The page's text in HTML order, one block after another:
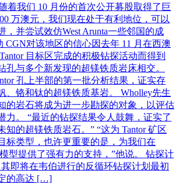
着我们 10 月份的首次公开募股取得了巨
万澳元，我们现在处于有利地位，可以
，并尝试效仿West Arunta一些邻国的成
CGN对该地区的信心因去年 11 月在西澳
目标区完成的积极钻探活动而得到
孔与多个新发现的超镁铁质岩床相交。
孔上半部的第一批分析结果，证实存
、铬和钛的超镁铁质基岩。 Wholley先生
的岩石将成为进一步勘探的对象，以评估
力。 “最近的钻探结果令人鼓舞，证实了
知的超镁铁质岩石。” “这为 Tantor 矿区
标类型，也许更重要的是，为我们在
型提供了强有力的支持，”他说。 钻探计
即将在韦伯进行的反循环钻探计划最初
的高达 […]